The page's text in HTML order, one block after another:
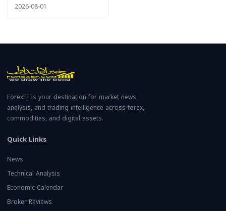
2026-08-01
ForexEF is your destination for market news,
analysis, and trading intelligence across forex,
commodities, and digital assets.
Quick Links
News
Technical Analysis
Economic Calendar
Broker Reviews